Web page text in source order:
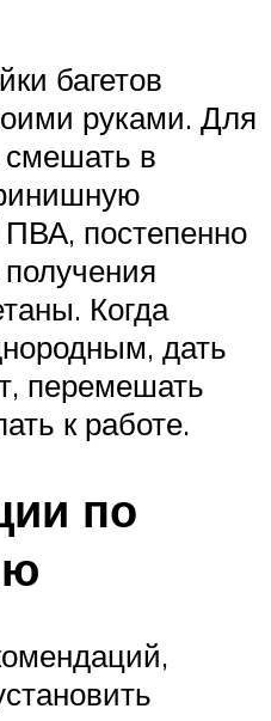
багетов
руками. Для
смешать в
постепенно
Когда
дать
перемешать
к работе.
по